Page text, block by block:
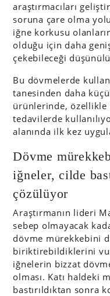
araştırmacıları
soruna çare olma
iğne korkusu
olduğu için daha
çekebileceği
Bu dövmelerde
tanesinden daha
ürünlerinde, özellikle
tedavilerde
alanında ilk kez
Dövme
iğneler, cilde
çözülüyor
Araştırmanın lideri
sebep olmayacak
dövme mürekkebini
biriktirebildiklerini
iğnelerin bizzat
olması. Katı haldeki
bastırıldıktan sonra